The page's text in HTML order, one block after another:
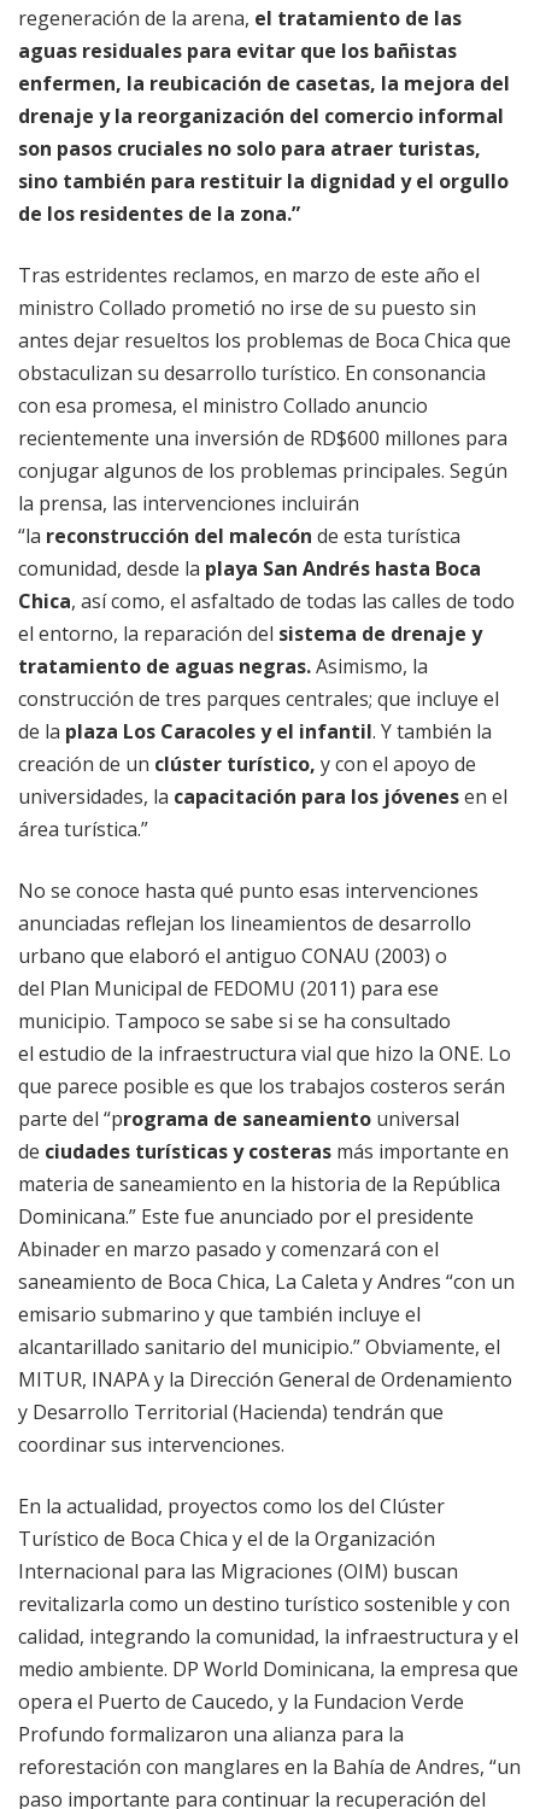
regeneración de la arena, el tratamiento de las
aguas residuales para evitar que los bañistas
enfermen, la reubicación de casetas, la mejora del
drenaje y la reorganización del comercio informal
son pasos cruciales no solo para atraer turistas,
sino también para restituir la dignidad y el orgullo
de los residentes de la zona.”
Tras estridentes reclamos, en marzo de este año el
ministro Collado prometió no irse de su puesto sin
antes dejar resueltos los problemas de Boca Chica que
obstaculizan su desarrollo turístico. En consonancia
con esa promesa, el ministro Collado anuncio
recientemente una inversión de RD$600 millones para
conjugar algunos de los problemas principales. Según
la prensa, las intervenciones incluirán
“la reconstrucción del malecón de esta turística
comunidad, desde la playa San Andrés hasta Boca
Chica, así como, el asfaltado de todas las calles de todo
el entorno, la reparación del sistema de drenaje y
tratamiento de aguas negras.Asimismo, la
construcción de tres parques centrales; que incluye el
de la plaza Los Caracoles y el infantil. Y también la
creación de un clúster turístico, y con el apoyo de
universidades, la capacitación para los jóvenesen el
área turística.”
No se conoce hasta qué punto esas intervenciones
anunciadas reflejan los lineamientos de desarrollo
urbano que elaboró el antiguo CONAU (2003) o
del Plan Municipal de FEDOMU (2011) para ese
municipio. Tampoco se sabe si se ha consultado
el estudio de la infraestructura vial que hizo la ONE. Lo
que parece posible es que los trabajos costeros serán
parte del “programa de saneamiento universal
de ciudades turísticas y costeras más importante en
materia de saneamiento en la historia de la República
Dominicana.” Este fue anunciado por el presidente
Abinader en marzo pasado y comenzará con el
saneamiento de Boca Chica, La Caleta y Andres “con un
emisario submarino y que también incluye el
alcantarillado sanitario del municipio.” Obviamente, el
MITUR, INAPA y la Dirección General de Ordenamiento
y Desarrollo Territorial (Hacienda) tendrán que
coordinar sus intervenciones.
En la actualidad, proyectos como los del Clúster
Turístico de Boca Chica y el de la Organización
Internacional para las Migraciones (OIM) buscan
revitalizarla como un destino turístico sostenible y con
calidad, integrando la comunidad, la infraestructura y el
medio ambiente. DP World Dominicana, la empresa que
opera el Puerto de Caucedo, y la Fundacion Verde
Profundo formalizaron una alianza para la
reforestación con manglares en la Bahía de Andres, “un
paso importante para continuar la recuperación del